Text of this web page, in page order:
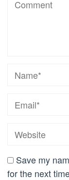
Save my
for the next